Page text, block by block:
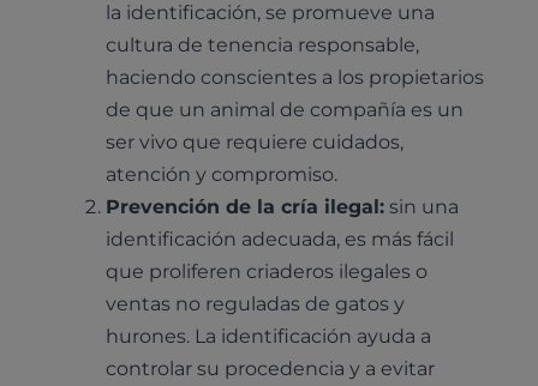
la identificación, se promueve una
cultura de tenencia responsable,
haciendo conscientes a los propietarios
de que un animal de compañía es un
ser vivo que requiere cuidados,
atención y compromiso.
Prevención de la cría ilegal: sin una
identificación adecuada, es más fácil
que proliferen criaderos ilegales o
ventas no reguladas de gatos y
hurones. La identificación ayuda a
controlar su procedencia y a evitar